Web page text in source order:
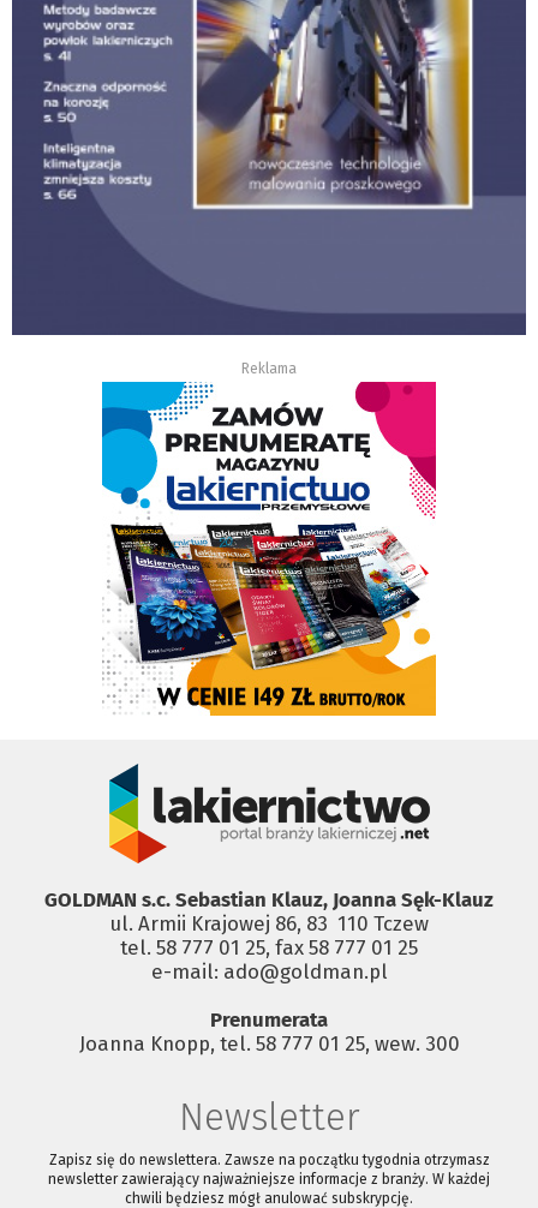
Reklama
GOLDMAN s.c. Sebastian Klauz, Joanna Sęk-Klauz
ul. Armii Krajowej 86, 83 ­ 110 Tczew
tel. 58 777 01 25, fax 58 777 01 25
e-mail: ado@goldman.pl
Prenumerata
Joanna Knopp, tel. 58 777 01 25, wew. 300
Newsletter
Zapisz się do newslettera. Zawsze na początku tygodnia otrzymasz
newsletter zawierający najważniejsze informacje z branży. W każdej
chwili będziesz mógł anulować subskrypcję.